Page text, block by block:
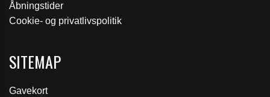
Åbningstider
Cookie- og privatlivspolitik
SITEMAP
Gavekort